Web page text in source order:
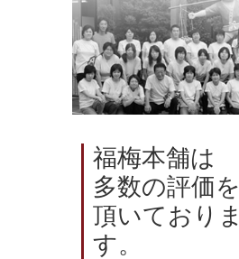
福梅本舗は
多数の評価を
頂いておりま
す。